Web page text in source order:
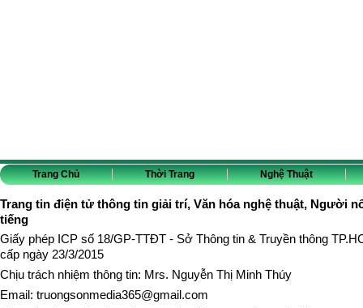
Trang Chủ Thời Trang Nghệ Thuật
Trang tin điện tử thông tin giải trí, Văn hóa nghệ thuật, Người
tiếng
Giấy phép ICP số 18/GP-TTĐT - Sở Thông tin & Truyền thông
cấp ngày 23/3/2015
Chịu trách nhiệm thông tin: Mrs. Nguyễn Thị Minh Thúy
Email: truongsonmedia365@gmail.com